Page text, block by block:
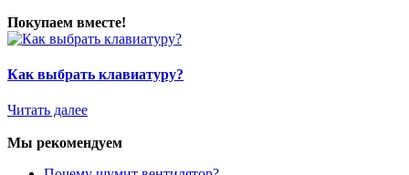
Покупаем вместе!
Как выбрать клавиатуру?
Читать далее
Мы рекомендуем